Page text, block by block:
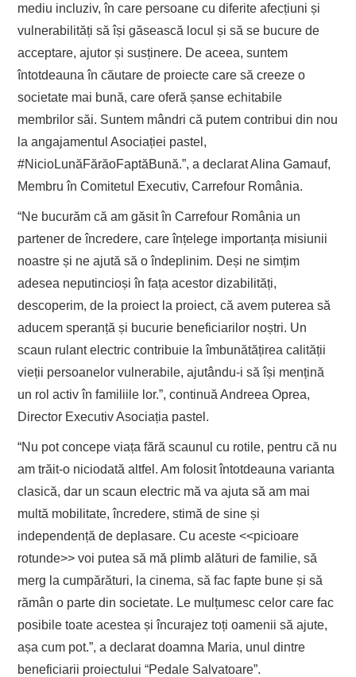
mediu incluziv, în care persoane cu diferite afecțiuni și
vulnerabilități să își găsească locul și să se bucure de
acceptare, ajutor și susținere. De aceea, suntem
întotdeauna în căutare de proiecte care să creeze o
societate mai bună, care oferă șanse echitabile
membrilor săi. Suntem mândri că putem contribui din nou
la angajamentul Asociației pastel,
#NicioLunăFărăoFaptăBună.”, a declarat Alina Gamauf,
Membru în Comitetul Executiv, Carrefour România.
“Ne bucurăm că am găsit în Carrefour România un
partener de încredere, care înțelege importanța misiunii
noastre și ne ajută să o îndeplinim. Deși ne simțim
adesea neputincioși în fața acestor dizabilități,
descoperim, de la proiect la proiect, că avem puterea să
aducem speranță și bucurie beneficiarilor noștri. Un
scaun rulant electric contribuie la îmbunătățirea calității
vieții persoanelor vulnerabile, ajutându-i să își mențină
un rol activ în familiile lor.”, continuă Andreea Oprea,
Director Executiv Asociația pastel.
“Nu pot concepe viața fără scaunul cu rotile, pentru că nu
am trăit-o niciodată altfel. Am folosit întotdeauna varianta
clasică, dar un scaun electric mă va ajuta să am mai
multă mobilitate, încredere, stimă de sine și
independență de deplasare. Cu aceste <<picioare
rotunde>> voi putea să mă plimb alături de familie, să
merg la cumpărături, la cinema, să fac fapte bune și să
rămân o parte din societate. Le mulțumesc celor care fac
posibile toate acestea și încurajez toți oamenii să ajute,
așa cum pot.”, a declarat doamna Maria, unul dintre
beneficiarii proiectului “Pedale Salvatoare”.